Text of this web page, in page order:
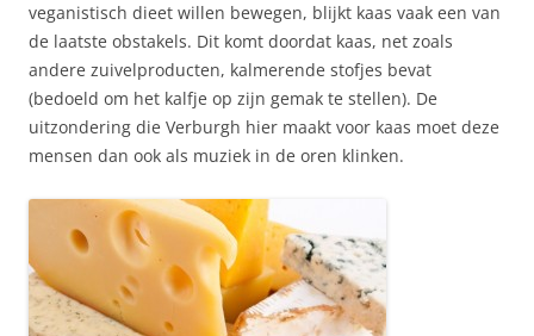
veganistisch dieet willen bewegen, blijkt kaas vaak een van
de laatste obstakels. Dit komt doordat kaas, net zoals
andere zuivelproducten, kalmerende stofjes bevat
(bedoeld om het kalfje op zijn gemak te stellen). De
uitzondering die Verburgh hier maakt voor kaas moet deze
mensen dan ook als muziek in de oren klinken.